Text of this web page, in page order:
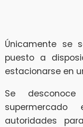
Únicamente se
puesto a
estacionarse en
Se
autoridades